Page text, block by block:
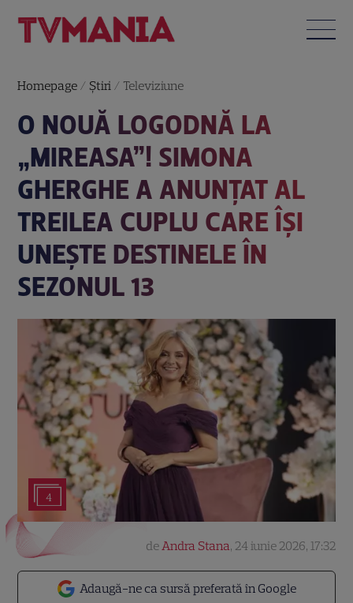
Homepage / Știri / Televiziune
O NOUĂ LOGODNĂ LA
„MIREASA”! SIMONA
GHERGHE A ANUNȚAT AL
TREILEA CUPLU CARE ÎȘI
UNEȘTE DESTINELE ÎN
SEZONUL 13
4
Adaugă-ne ca sursă preferată în Google
deAndra Stana, 24 iunie 2026, 17:32